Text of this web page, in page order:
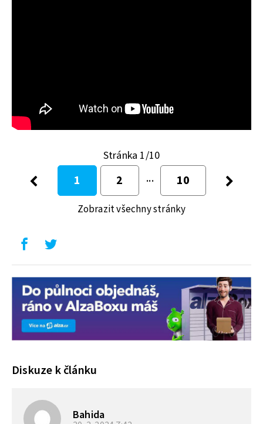
1 2 10
Stránka 1/10
Zobrazit všechny stránky
Diskuze k článku
Bahida